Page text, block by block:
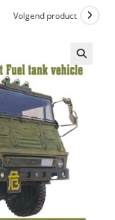
Volgend product